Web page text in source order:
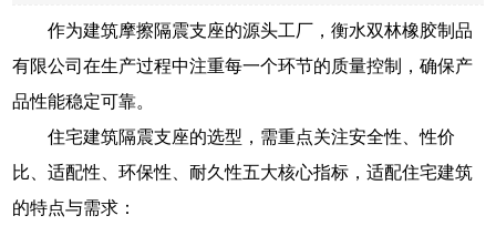
作为建筑摩擦隔震支座的源头工厂，衡水双林橡胶制品
有限公司在生产过程中注重每一个环节的质量控制，确保产
品性能稳定可靠。
住宅建筑隔震支座的选型，需重点关注安全性、性价
比、适配性、环保性、耐久性五大核心指标，适配住宅建筑
的特点与需求：